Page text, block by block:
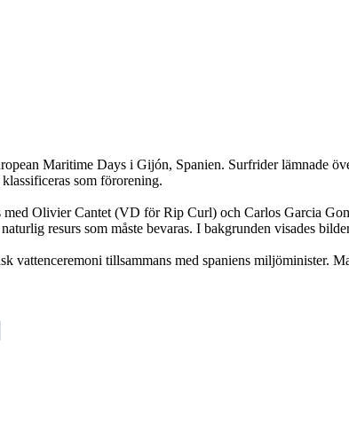
Maritime Days i Gijón, Spanien. Surfrider lämnade
som förorening.
Olivier Cantet (VD för Rip Curl) och Carlos Garcia
resurs som måste bevaras. I bakgrunden visades
vattenceremoni tillsammans med spaniens miljöminister.